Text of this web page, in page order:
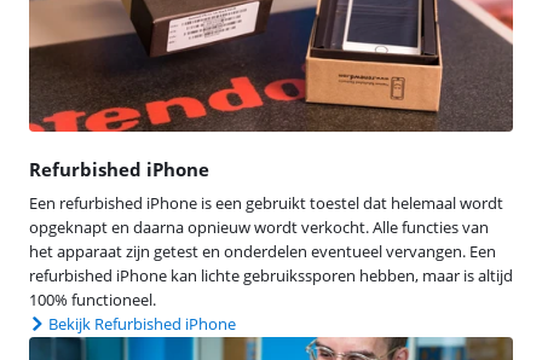
Refurbished iPhone
Een refurbished iPhone is een gebruikt toestel dat helemaal wordt
opgeknapt en daarna opnieuw wordt verkocht. Alle functies van
het apparaat zijn getest en onderdelen eventueel vervangen. Een
refurbished iPhone kan lichte gebruikssporen hebben, maar is altijd
100% functioneel.
Bekijk Refurbished iPhone